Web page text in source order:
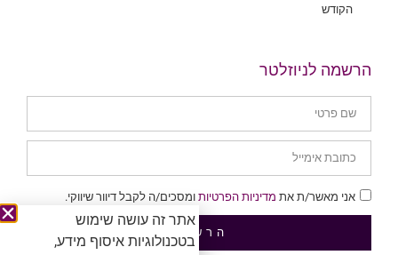
הקודש
הרשמה לניוזלטר
אני מאשר/ת את מדיניות הפרטיות ומסכים/ה לקבל דיוור שיווקי.
הרשמה
אתר זה עושה שימוש
בטכנולוגיות איסוף מידע,